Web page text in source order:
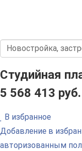
Студийная
5 568 413 руб.
В избранное
Добавление в
авторизованным